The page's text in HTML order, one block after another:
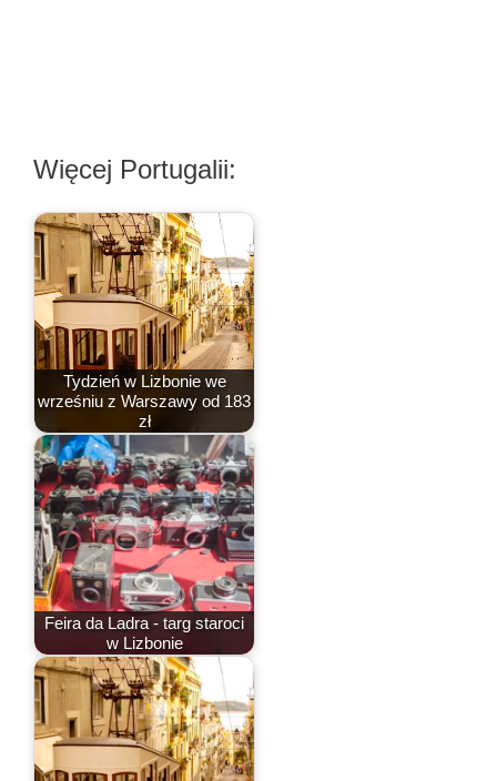
Więcej Portugalii:
Tydzień w Lizbonie we
wrześniu z Warszawy od 183
zł
Feira da Ladra - targ staroci
w Lizbonie